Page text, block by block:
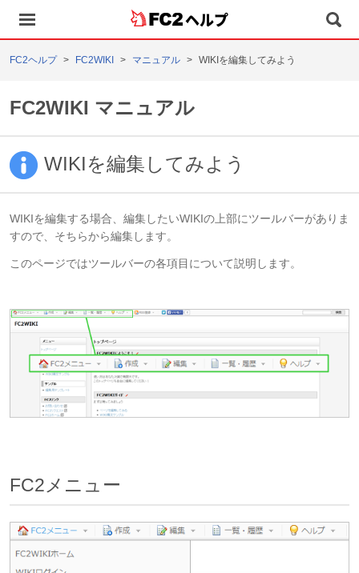
ヘルプ
FC2ヘルプ FC2WIKI マニュアル WIKIを編集してみよう
FC2WIKI マニュアル
WIKIを編集してみよう
WIKIを編集する場合、編集したいWIKIの上部にツールバーがありま
すので、そちらから編集します。
このページではツールバーの各項目について説明します。
FC2メニュー